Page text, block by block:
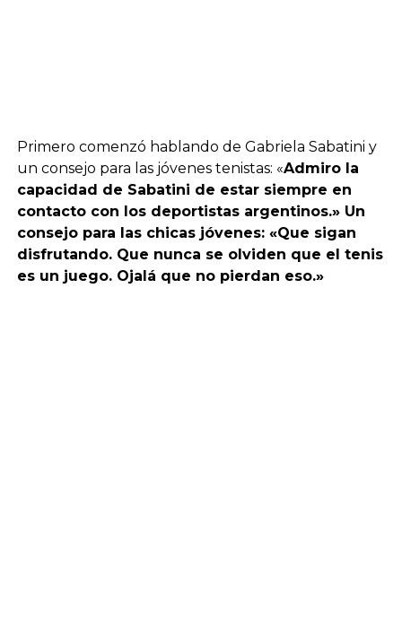
Primero comenzó hablando de Gabriela Sabatini y
un consejo para las jóvenes tenistas: «Admiro la
capacidad de Sabatini de estar siempre en
contacto con los deportistas argentinos.» Un
consejo para las chicas jóvenes: «Que sigan
disfrutando. Que nunca se olviden que el tenis
es un juego. Ojalá que no pierdan eso.»